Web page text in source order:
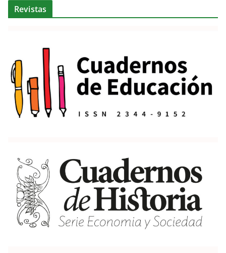
Revistas